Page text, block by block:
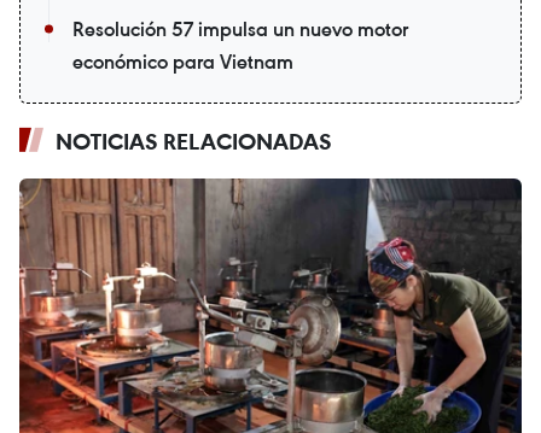
Resolución 57 impulsa un nuevo motor
económico para Vietnam
NOTICIAS RELACIONADAS